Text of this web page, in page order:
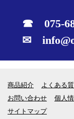
☎ 075-
✉
商品紹介 よくある
お問い合わせ
個人
サイトマップ